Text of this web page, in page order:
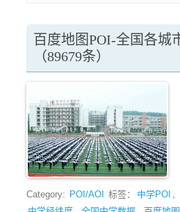
百度地图POI-全国各城
（89679条）
Category: POI/AOI 标签： 中学POI ,